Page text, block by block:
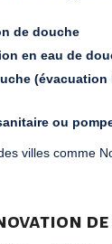
de douche
en eau de
(évacuation
ou
villes comme
de